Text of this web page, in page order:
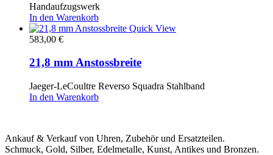
Handaufzugswerk
In den Warenkorb
Quick View
583,00 €
21,8 mm Anstossbreite
Jaeger-LeCoultre Reverso Squadra Stahlband
In den Warenkorb
Ankauf & Verkauf von Uhren, Zubehör und Ersatzteilen.
Schmuck, Gold, Silber, Edelmetalle, Kunst, Antikes und Bronzen.